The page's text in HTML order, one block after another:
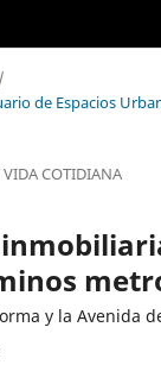
/
de Espacios
VIDA COTIDIANA
y la Avenida